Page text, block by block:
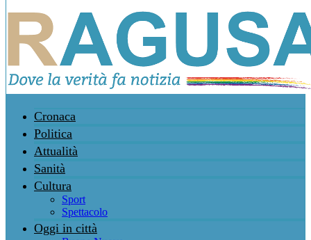
Cronaca
Politica
Attualità
Sanità
Cultura
Sport
Spettacolo
Oggi in città